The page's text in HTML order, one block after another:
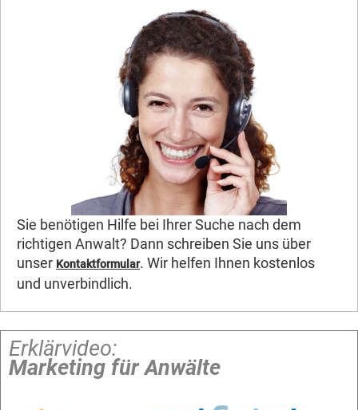
Sie benötigen Hilfe bei Ihrer Suche nach dem
richtigen Anwalt? Dann schreiben Sie uns über
unser Kontaktformular. Wir helfen Ihnen kostenlos
und unverbindlich.
Erklärvideo:
Marketing für Anwälte